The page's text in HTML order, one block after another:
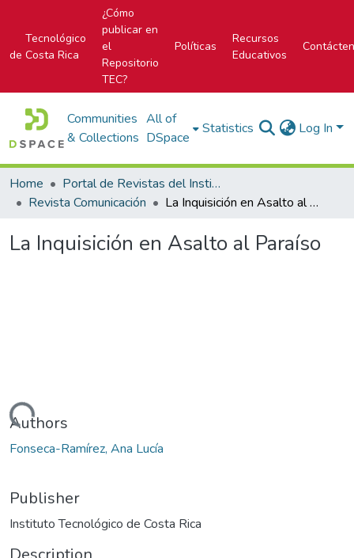
Tecnológico
de Costa Rica
¿Cómo
publicar en
el
Repositorio
TEC?
Políticas
Recursos
Educativos
Communities
& Collections
All of
DSpace
Statistics Log In
Home
Portal de Revistas del Instituto Tecnológico de Costa Rica
Revista Comunicación
La Inquisición en Asalto al Paraíso
La Inquisición en Asalto al Paraíso
Loading...
Authors
Fonseca-Ramírez, Ana Lucía
Publisher
Instituto Tecnológico de Costa Rica